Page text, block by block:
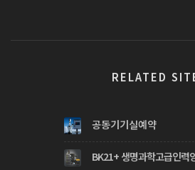
RELATED
공동기기실예약
BK21+ 생명과학고급인력